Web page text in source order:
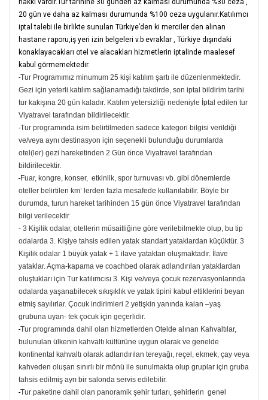
hakkı vardır.Tur tarihine 30 günden az kalması durumunda %30 ceza ,
20 gün ve daha az kalması durumunda %100 ceza uygulanır.Katılımcı
iptal talebi ile birlikte sunulan Türkiye’den ki merciler den alınan
hastane raporu,iş yeri izin belgeleri v.b evraklar , Türkiye dışındaki
konaklayacakları otel ve alacakları hizmetlerin iptalinde maalesef
kabul görmemektedir.
-Tur Programımız minumum 25 kişi katılım şartı ile düzenlenmektedir.
Gezi için yeterli katılım sağlanamadığı takdirde, son iptal bildirim tarihi
tur kakışına 20 gün kaladır. Katılım yetersizliği nedeniyle İptal edilen tur
Viyatravel tarafından bildirilecektir.
-Tur programında isim belirtilmeden sadece kategori bilgisi verildiği
ve/veya aynı destinasyon için seçenekli bulunduğu durumlarda
otel(ler) gezi hareketinden 2 Gün önce Viyatravel tarafından
bildirilecektir.
-Fuar, kongre, konser, etkinlik, spor turnuvası vb. gibi dönemlerde
oteller belirtilen km’ lerden fazla mesafede kullanılabilir. Böyle bir
durumda, turun hareket tarihinden 15 gün önce Viyatravel tarafından
bilgi verilecektir
- 3 Kişilik odalar, otellerin müsaitliğine göre verilebilmekte olup, bu tip
odalarda 3. Kişiye tahsis edilen yatak standart yataklardan küçüktür. 3
Kişilik odalar 1 büyük yatak + 1 ilave yataktan oluşmaktadır. İlave
yataklar. Açma-kapama ve coachbed olarak adlandırılan yataklardan
oluştukları için Tur katılımcısı 3. Kişi ve/veya çocuk rezervasyonlarında
odalarda yaşanabilecek sıkışıklık ve yatak tipini kabul ettiklerini beyan
etmiş sayılırlar. Çocuk indirimleri 2 yetişkin yanında kalan –yaş
grubuna uyan- tek çocuk için geçerlidir.
-Tur programında dahil olan hizmetlerden Otelde alınan Kahvaltılar,
bulunulan ülkenin kahvaltı kültürüne uygun olarak ve genelde
kontinental kahvaltı olarak adlandırılan tereyağı, reçel, ekmek, çay veya
kahveden oluşan sınırlı bir mönü ile sunulmakta olup gruplar için gruba
tahsis edilmiş ayrı bir salonda servis edilebilir.
-Tur paketine dahil olan panoramik şehir turları, şehirlerin genel